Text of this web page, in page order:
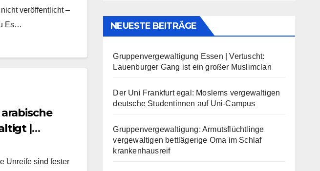
veröffentlicht –
Es…
|
Unreife sind fester
NEUESTE BEITRÄGE
Gruppenvergewaltigung Essen | Vertuscht:
Lauenburger Gang ist ein großer Muslimclan
Der Uni Frankfurt egal: Moslems vergewaltigen
deutsche Studentinnen auf Uni-Campus
Gruppenvergewaltigung: Armutsflüchtlinge
vergewaltigen bettlägerige Oma im Schlaf
krankenhausreif